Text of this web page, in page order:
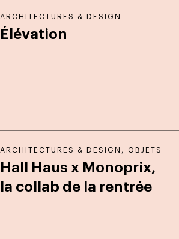
ARCHITECTURES & DESIGN
Élévation
ARCHITECTURES & DESIGN ,OBJETS
Hall Haus x Monoprix,
la collab de la rentrée